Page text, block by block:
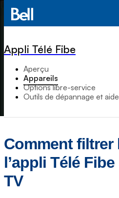
Appli Télé Fibe
Aperçu
Appareils
Options libre-service
Outils de dépannage et aide
Comment filtrer
l’appli Télé
TV